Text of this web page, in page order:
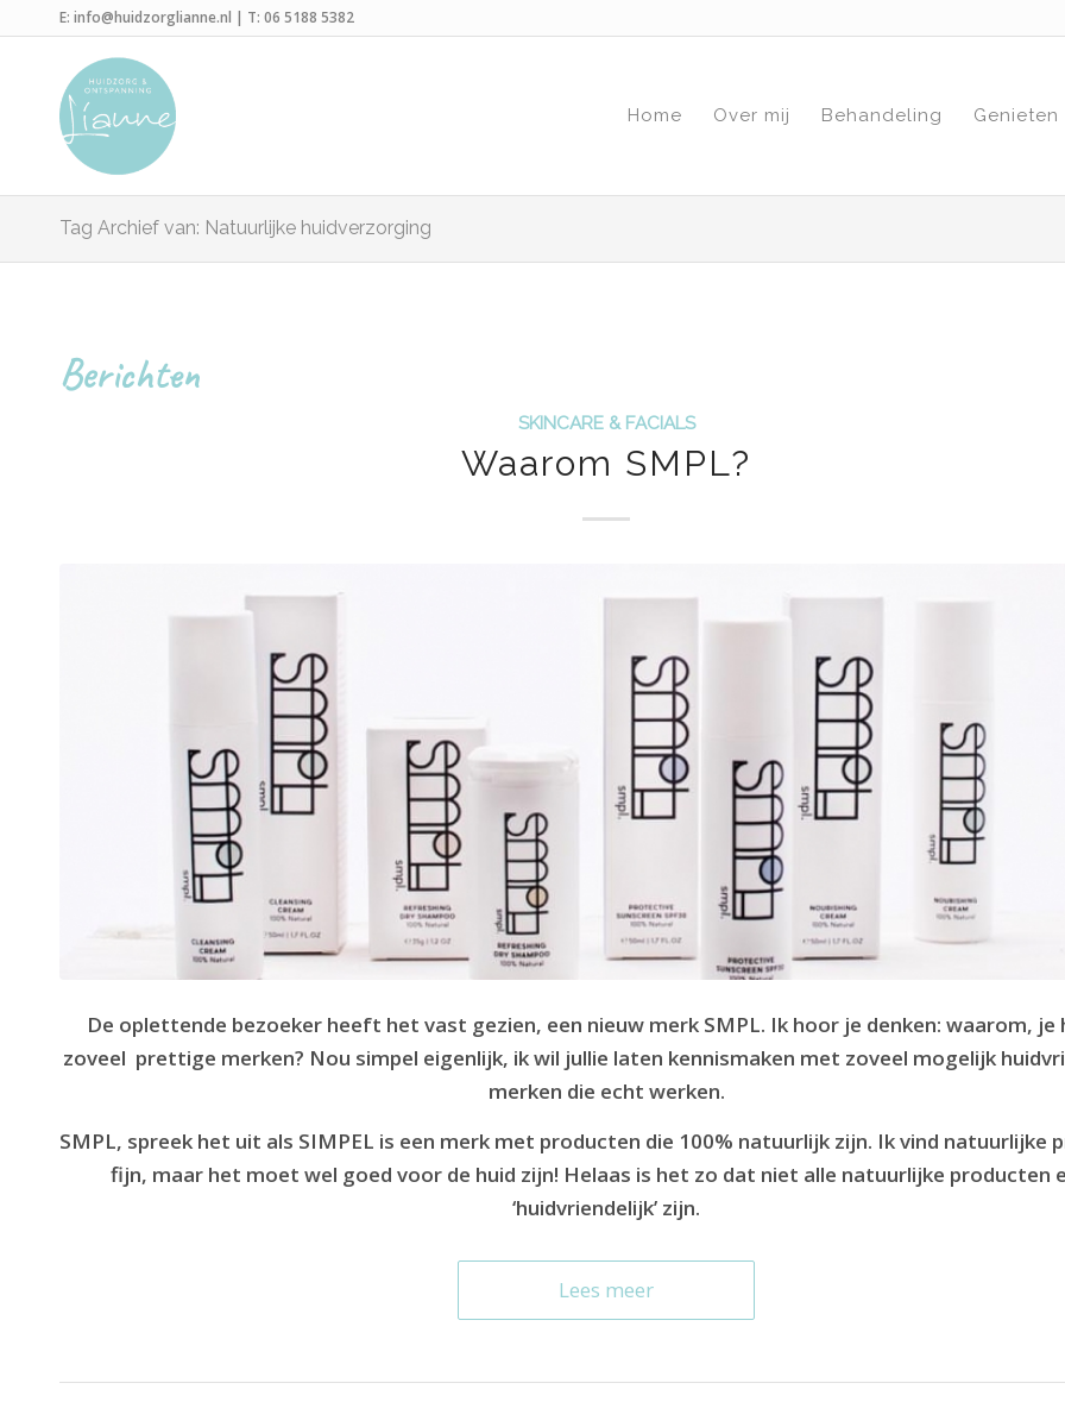
E: info@huidzorglianne.nl | T: 06 5188 5382
Home Over mij Behandeling Genieten
Tag Archief van: Natuurlijke huidverzorging
Berichten
SKINCARE & FACIALS
Waarom SMPL?
De oplettende bezoeker heeft het vast gezien, een nieuw merk SMPL. Ik hoor je denken: waarom, je
zoveel prettige merken? Nou simpel eigenlijk, ik wil jullie laten kennismaken met zoveel mogelijk
merken die echt werken.
SMPL, spreek het uit als SIMPEL is een merk met producten die 100% natuurlijk zijn. Ik vind natuurlijke
fijn, maar het moet wel goed voor de huid zijn! Helaas is het zo dat niet alle natuurlijke producten
‘huidvriendelijk’ zijn.
Lees meer